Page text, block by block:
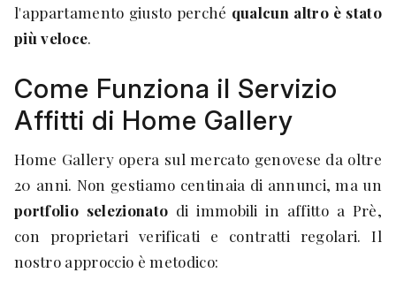
l'appartamento giusto perché qualcun altro è stato
più veloce.
Come Funziona il Servizio
Affitti di Home Gallery
Home Gallery opera sul mercato genovese da oltre
20 anni. Non gestiamo centinaia di annunci, ma un
portfolio selezionato di immobili in affitto a Prè,
con proprietari verificati e contratti regolari. Il
nostro approccio è metodico: